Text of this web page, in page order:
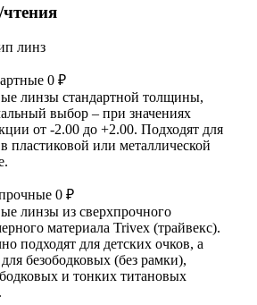
линз
0 ₽
линзы стандартной толщины,
выбор – при значениях
от -2.00 до +2.00. Подходят для
пластиковой или металлической
0 ₽
линзы из сверхпрочного
материала Trivex (трайвекс).
подходят для детских очков, а
безободковых (без рамки),
и тонких титановых